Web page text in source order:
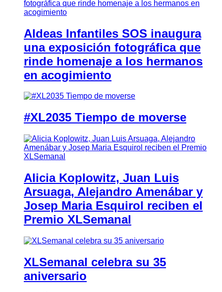
Aldeas Infantiles SOS inaugura
una exposición fotográfica que
rinde homenaje a los hermanos
en acogimiento
#XL2035 Tiempo de moverse
Alicia Koplowitz, Juan Luis
Arsuaga, Alejandro Amenábar y
Josep Maria Esquirol reciben el
Premio XLSemanal
XLSemanal celebra su 35
aniversario